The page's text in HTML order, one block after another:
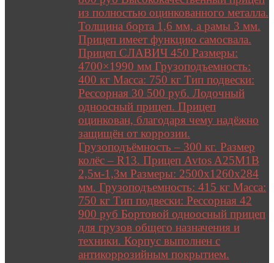
из полностью оцинкованного металла.
Толщина борта 1,6 мм, а рамы 3 мм.
Прицеп имеет функцию самосвала.
Прицеп СЛАВИЧ 450 Размеры:
4700×1990 мм Грузоподъемность:
400 кг Масса: 750 кг Тип подвески:
Рессорная 30 500 руб. Лодочный
одноосный прицеп. Прицеп
оцинкован, благодаря чему надёжно
защищён от коррозии.
Грузоподъёмность – 300 кг. Размер
колёс – R13. Прицеп Avtos A25M1B
2,5м-1,3м Размеры: 2500х1260х284
мм. Грузоподъемность: 415 кг Масса:
750 кг Тип подвески: Рессорная 42
900 руб Бортовой одноосный прицеп
для грузов общего назначения и
техники. Корпус выполнен с
антикоррозийным покрытием.